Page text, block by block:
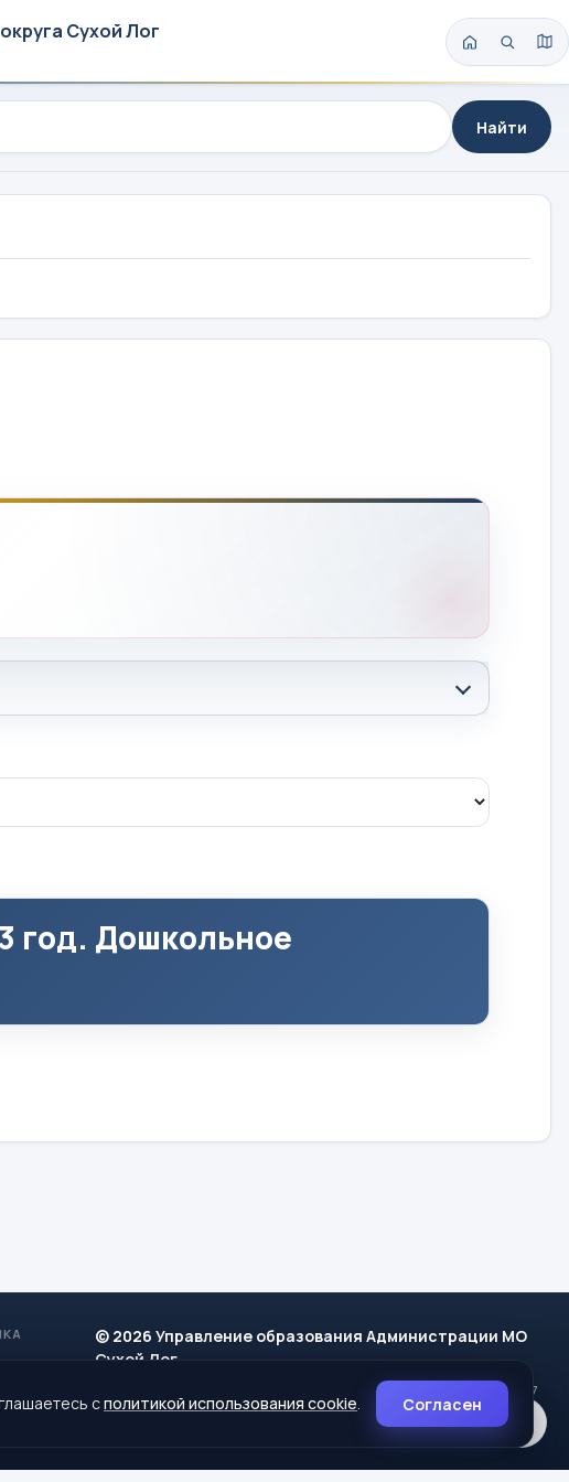
Сухой Лог
Найти
год. Дошкольное
© 2026 Управление образования Администрации МО
Сухой Лог
624800, Свердловская область, г. Сухой Лог, ул. Кирова, дом 7
Политика cookie
сполитикой использования cookie. Согласен